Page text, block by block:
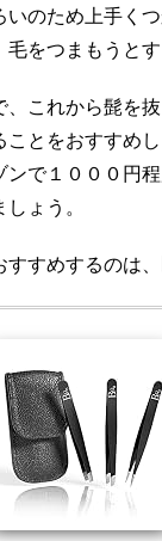
いのため上手くつ
毛をつまもうと
、これから髭を
ことをおすすめし
ンで１０００円
しょう。
すすめするのは